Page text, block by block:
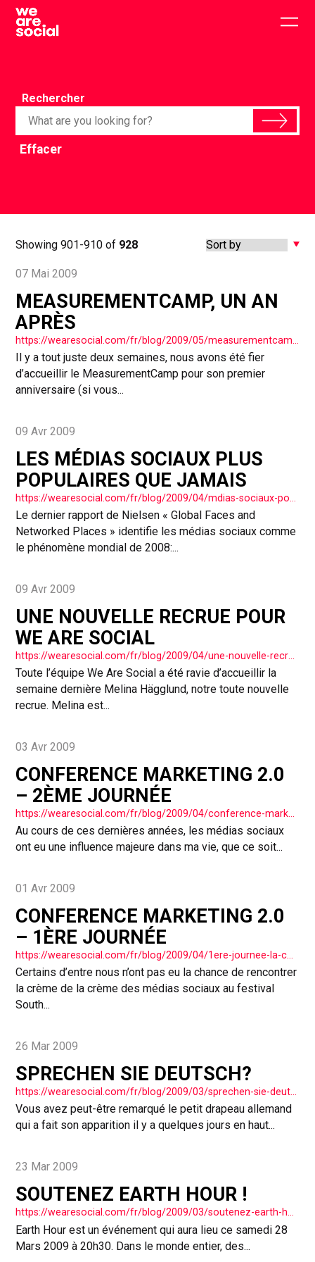
Skip
content
Rechercher
Effacer
Showing 901-910 of 928
07 Mai 2009
MEASUREMENTCAMP, UN AN
APRÈS
Il y a tout juste deux semaines, nous avons été fier
d’accueillir le MeasurementCamp pour son premier
anniversaire (si vous...
09 Avr 2009
LES MÉDIAS SOCIAUX PLUS
POPULAIRES QUE JAMAIS
Le dernier rapport de Nielsen « Global Faces and
Networked Places » identifie les médias sociaux comme
le phénomène mondial de 2008:...
09 Avr 2009
UNE NOUVELLE RECRUE POUR
WE ARE SOCIAL
Toute l’équipe We Are Social a été ravie d’accueillir la
semaine dernière Melina Hägglund, notre toute nouvelle
recrue. Melina est...
03 Avr 2009
CONFERENCE MARKETING 2.0
– 2ÈME JOURNÉE
https://wearesocial.com/fr/blog/2009/04/conference-marketing-20-2eme-journee/
Au cours de ces dernières années, les médias sociaux
ont eu une influence majeure dans ma vie, que ce soit...
01 Avr 2009
CONFERENCE MARKETING 2.0
– 1ÈRE JOURNÉE
https://wearesocial.com/fr/blog/2009/04/1ere-journee-la-conference-marketing-20/
Certains d’entre nous n’ont pas eu la chance de rencontrer
la crème de la crème des médias sociaux au festival
South...
26 Mar 2009
SPRECHEN SIE DEUTSCH?
https://wearesocial.com/fr/blog/2009/03/sprechen-sie-deutsch/
Vous avez peut-être remarqué le petit drapeau allemand
qui a fait son apparition il y a quelques jours en haut...
23 Mar 2009
SOUTENEZ EARTH HOUR !
https://wearesocial.com/fr/blog/2009/03/soutenez-earth-hour/
Earth Hour est un événement qui aura lieu ce samedi 28
Mars 2009 à 20h30. Dans le monde entier, des...